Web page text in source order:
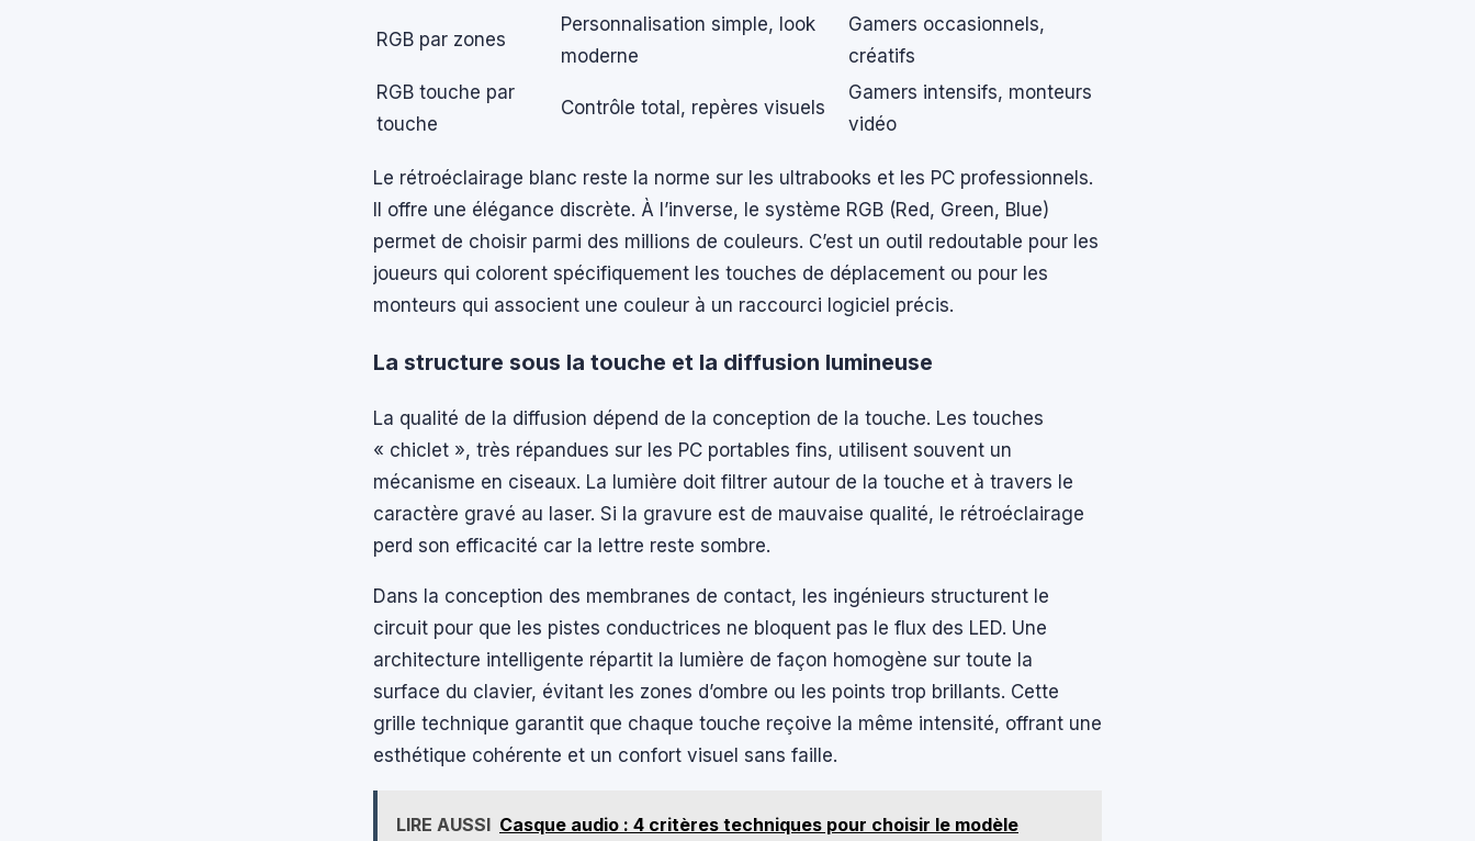
RGB par zones
Personnalisation simple, look
moderne
Gamers occasionnels,
créatifs
RGB touche par
touche
Contrôle total, repères visuels
Gamers intensifs, monteurs
vidéo
Le rétroéclairage blanc reste la norme sur les ultrabooks et les PC professionnels.
Il offre une élégance discrète. À l’inverse, le système RGB (Red, Green, Blue)
permet de choisir parmi des millions de couleurs. C’est un outil redoutable pour les
joueurs qui colorent spécifiquement les touches de déplacement ou pour les
monteurs qui associent une couleur à un raccourci logiciel précis.
La structure sous la touche et la diffusion lumineuse
La qualité de la diffusion dépend de la conception de la touche. Les touches
« chiclet », très répandues sur les PC portables fins, utilisent souvent un
mécanisme en ciseaux. La lumière doit filtrer autour de la touche et à travers le
caractère gravé au laser. Si la gravure est de mauvaise qualité, le rétroéclairage
perd son efficacité car la lettre reste sombre.
Dans la conception des membranes de contact, les ingénieurs structurent le
circuit pour que les pistes conductrices ne bloquent pas le flux des LED. Une
architecture intelligente répartit la lumière de façon homogène sur toute la
surface du clavier, évitant les zones d’ombre ou les points trop brillants. Cette
grille technique garantit que chaque touche reçoive la même intensité, offrant une
esthétique cohérente et un confort visuel sans faille.
LIRE AUSSI Casque audio : 4 critères techniques pour choisir le modèle